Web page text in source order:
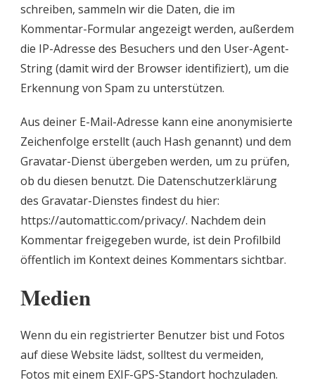
schreiben, sammeln wir die Daten, die im
Kommentar-Formular angezeigt werden, außerdem
die IP-Adresse des Besuchers und den User-Agent-
String (damit wird der Browser identifiziert), um die
Erkennung von Spam zu unterstützen.
Aus deiner E-Mail-Adresse kann eine anonymisierte
Zeichenfolge erstellt (auch Hash genannt) und dem
Gravatar-Dienst übergeben werden, um zu prüfen,
ob du diesen benutzt. Die Datenschutzerklärung
des Gravatar-Dienstes findest du hier:
https://automattic.com/privacy/. Nachdem dein
Kommentar freigegeben wurde, ist dein Profilbild
öffentlich im Kontext deines Kommentars sichtbar.
Medien
Wenn du ein registrierter Benutzer bist und Fotos
auf diese Website lädst, solltest du vermeiden,
Fotos mit einem EXIF-GPS-Standort hochzuladen.